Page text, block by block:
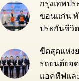
กรุงเทพป
ขอนแก่น
ประกันชีวิต
ขีดสุดแห่ง
รถยนต์ยอ
แอคทีฟแล